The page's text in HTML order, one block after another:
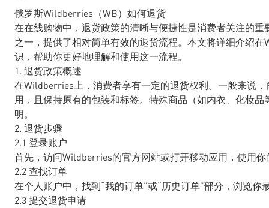
俄罗斯Wildberries（WB）如何退货
在在线购物中，退货政策的清晰与便捷性是消费者关注的
之一，提供了相对简单有效的退货流程。本文将详细介绍
识，帮助你更好地理解和使用这一流程。
1. 退货政策概述
在Wildberries上，消费者享有一定的退货权利。一般来说
用，且保持原有的包装和标签。特殊商品（如内衣、化妆
明。
2. 退货步骤
2.1 登录账户
首先，访问Wildberries的官方网站或打开移动应用，使用
2.2 查找订单
在个人账户中，找到“我的订单”或“历史订单”部分，浏览
2.3 提交退货申请